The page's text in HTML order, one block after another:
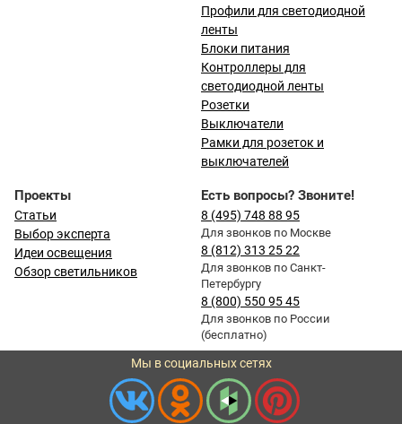
Профили для светодиодной
ленты
Блоки питания
Контроллеры для
светодиодной ленты
Розетки
Выключатели
Рамки для розеток и
выключателей
Проекты
Статьи
Выбор эксперта
Идеи освещения
Обзор светильников
Есть вопросы? Звоните!
8 (495) 748 88 95
Для звонков по Москве
8 (812) 313 25 22
Для звонков по Санкт-
Петербургу
8 (800) 550 95 45
Для звонков по России
(бесплатно)
Мы в социальных сетях